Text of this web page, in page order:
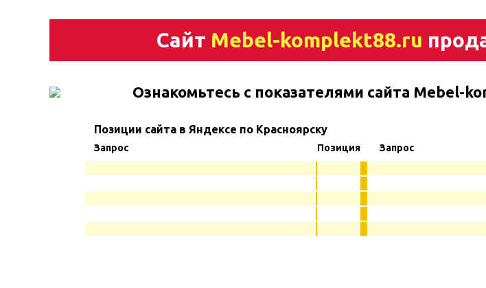
Сайт Mebel-komplekt88.ru
Ознакомьтесь с показателями сайта Mebel-
Позиции сайта в Яндексе по Красноярску
Запрос Позиция Запрос